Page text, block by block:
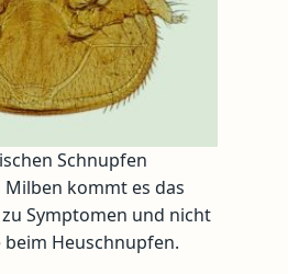
Schnupfen
kommt es das
Symptomen und nicht
Heuschnupfen.